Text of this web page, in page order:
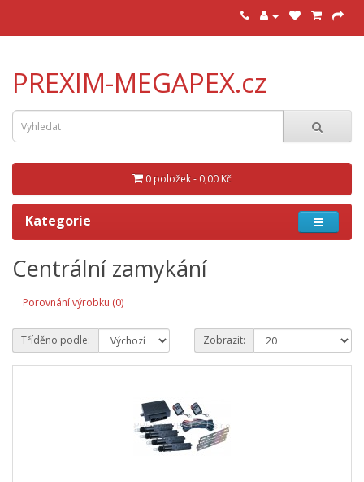
PREXIM-MEGAPEX.cz
0 položek - 0,00 Kč
Kategorie
Centrální zamykání
Porovnání výrobku (0)
Tříděno podle: Zobrazit: